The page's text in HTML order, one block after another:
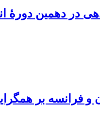
دورۀ انتخابات مجلس
و فرانسه بر